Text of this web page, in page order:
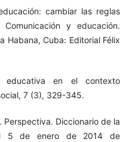
cambiar las reglas
y educación.
Habana, Cuba: Editorial Félix
educativa en el contexto
7 (3), 329-345.
Perspectiva. Diccionario de la
el 5 de enero de 2014 de